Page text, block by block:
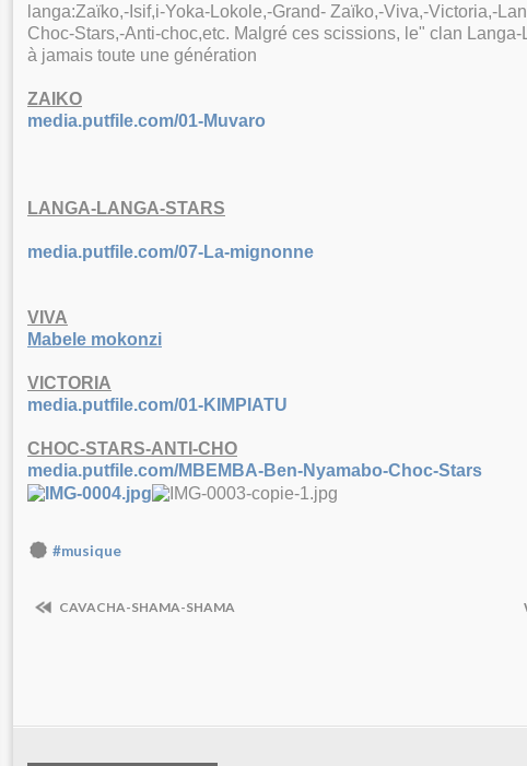
langa:Zaïko,-Isif,i-Yoka-Lokole,-Grand- Zaïko,-Viva,-Victoria,-
Choc-Stars,-Anti-choc,etc. Malgré ces scissions, le" clan
à jamais toute une génération
ZAIKO
media.putfile.com/01-Muvaro
LANGA-LANGA-STARS
media.putfile.com/07-La-mignonne
VIVA
Mabele mokonzi
VICTORIA
media.putfile.com/01-KIMPIATU
CHOC-STARS-ANTI-CHO
media.putfile.com/MBEMBA-Ben-Nyamabo-Choc-Stars
#musique
CAVACHA-SHAMA-SHAMA